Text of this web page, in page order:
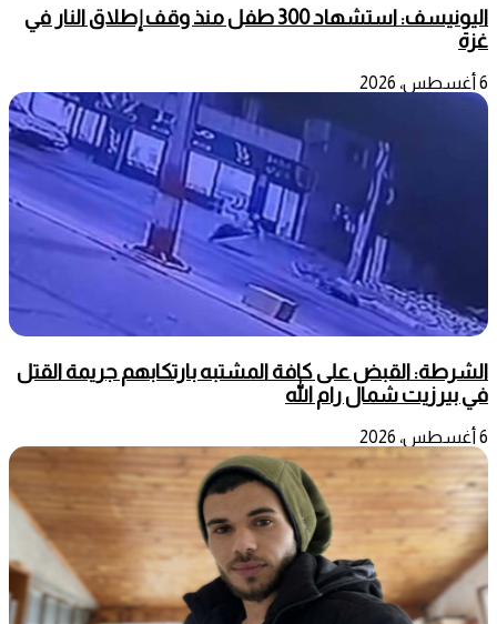
اليونيسف: استشهاد 300 طفل منذ وقف إطلاق النار في
غزة
6 أغسطس، 2026
الشرطة: القبض على كافة المشتبه بارتكابهم جريمة القتل
في بيرزيت شمال رام الله
6 أغسطس، 2026